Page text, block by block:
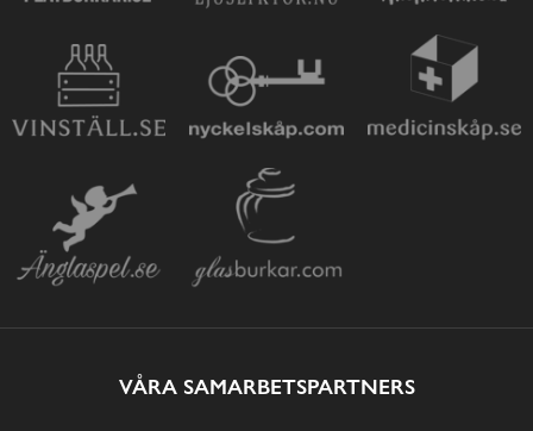
VÅRA SAMARBETSPARTNERS